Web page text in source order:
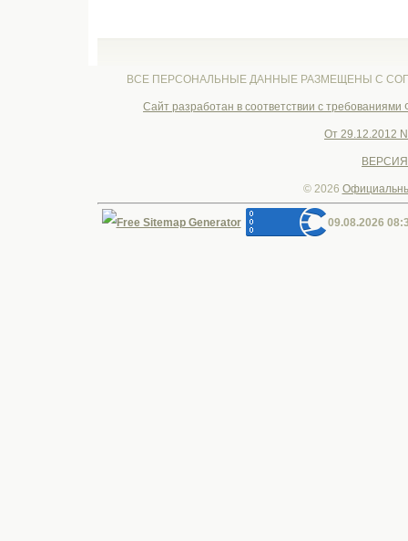
ВСЕ ПЕРСОНАЛЬНЫЕ ДАННЫЕ РАЗМЕЩЕНЫ С
Cайт разработан в соответствии с
От 29.12.2012
© 2026
09.08.2026